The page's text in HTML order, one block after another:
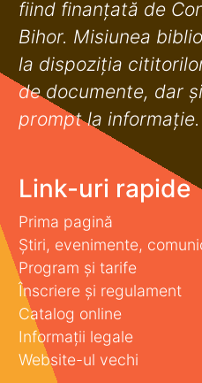
fiind finanţată de
Bihor. Misiunea
la dispoziţia
de documente, dar
prompt la informaţie.
Link-uri rapide
Prima pagină
Știri, evenimente,
Program și tarife
Înscriere și regulament
Catalog online
Informații legale
Website-ul vechi